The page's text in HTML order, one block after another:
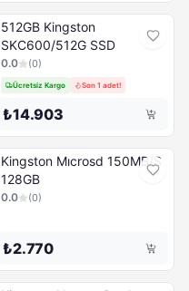
512GB Kingston
SKC600/512G SSD
0.0 (0)
Ücretsiz Kargo Son 1 adet!
₺14.903
Kingston Mıcrosd 150MB/S
128GB
0.0 (0)
₺2.770